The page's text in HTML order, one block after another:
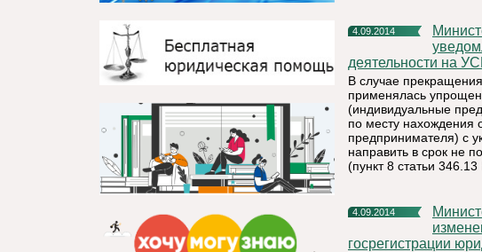
4.09.2014
Министерство экономического развития сообщает о порядке
деятельности на
В случае
применялась
(индивидуальные
по месту нахождения
предпринимателя) с
направить в срок не
(пункт 8 статьи
4.09.2014
Министерство экономического развития сообщает об
госрегистрации